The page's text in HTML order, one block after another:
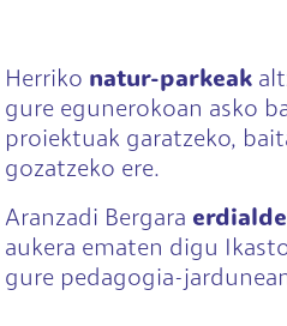
Herriko natur-parkeak
gure egunerokoan asko
proiektuak garatzeko,
gozatzeko ere.
Aranzadi Bergara
aukera ematen digu
gure pedagogia-